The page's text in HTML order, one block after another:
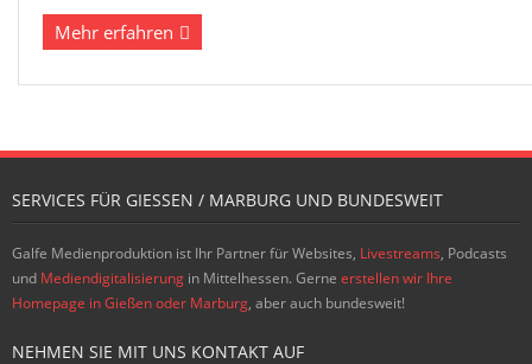
Mehr erfahren
SERVICES FÜR GIESSEN / MARBURG UND BUNDESWEIT
Galfe Medienproduktion ist Ihr Partner für Websites, Livestreams, Podcasts
und Mediendigitalisierung in Mittelhessen. Gerne erstellen wir Ihre
Homepage in Gießen oder Marburg, aber auch bundesweit!
NEHMEN SIE MIT UNS KONTAKT AUF